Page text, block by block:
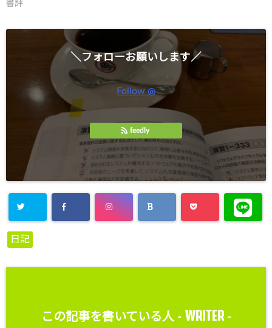
書評
＼フォローお願いします／
Follow @
feedly
日記
この記事を書いている人 - WRITER-